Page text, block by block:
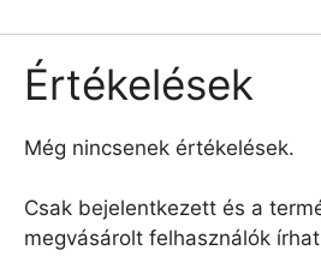
Értékelések
Még nincsenek értékelések.
Csak bejelentkezett és a
megvásárolt felhasználók